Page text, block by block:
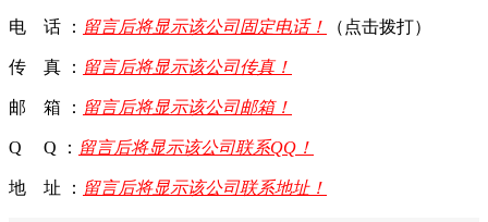
电 话 ： 留言后将显示该公司固定电话！ （点击拨打）
传 真 ： 留言后将显示该公司传真！
邮 箱 ： 留言后将显示该公司邮箱！
Q Q ： 留言后将显示该公司联系QQ！
地 址 ： 留言后将显示该公司联系地址！